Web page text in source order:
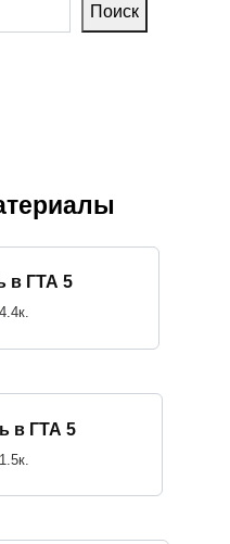
Поиск
в ГТА 5
4.4к.
в ГТА 5
1.5к.